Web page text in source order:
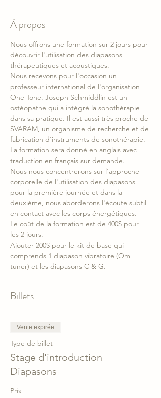
À propos
Nous offrons une formation sur 2 jours pour
découvrir l'utilisation des diapasons
thérapeutiques et acoustiques.
Nous recevons pour l'occasion un
professeur international de l'organisation
One Tone. Joseph Schmiddlin est un
ostéopathe qui a intégré la sonothérapie
dans sa pratique. Il est aussi très proche de
SVARAM, un organisme de recherche et de
fabrication d'instruments de sonothérapie.
La formation sera donné en anglais avec
traduction en français sur demande.
Nous nous concentrerons sur l'approche
corporelle de l'utilisation des diapasons
pour la première journée et dans la
deuxième, nous aborderons l'écoute subtil
en contact avec les corps énergétiques.
Le coût de la formation est de 400$ pour
les 2 jours.
Ajouter 200$ pour le kit de base qui
comprends 1 diapason vibratoire (Om
tuner) et les diapasons C & G.
Billets
Vente expirée
Type de billet
Stage d'introduction
Diapasons
Prix